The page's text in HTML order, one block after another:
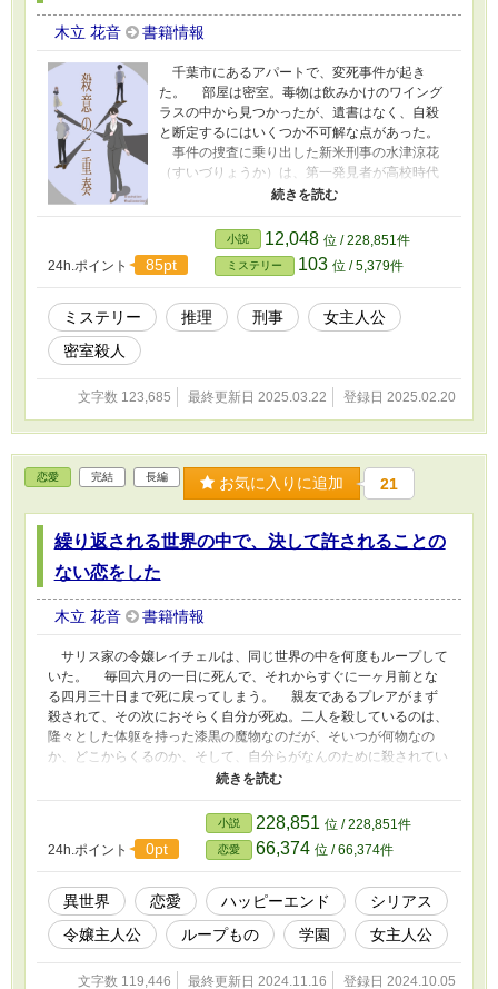
木立 花音 書籍情報
千葉市にあるアパートで、変死事件が起き
た。 部屋は密室。毒物は飲みかけのワイング
ラスの中から見つかったが、遺書はなく、自殺
と断定するにはいくつか不可解な点があった。
事件の捜査に乗り出した新米刑事の水津涼花
（すいづりょうか）は、第一発見者が高校時代
の同級生である入沢龍人（いりさわりゅうと）
であることと、亡くなったのが彼の双子の弟で
ある蓮音（れんと）であることに衝撃を受け
る。 蓮音はまた、涼花の初恋の相手でもあっ
たのだ。 あの頃の気持ちと、現在のままなら
ない恋との狭間で揺れながら、涼花は捜査を進
めていく。 そこにあったのは、持たざる者たち
の怨嗟の声であったのだ。それはまた、自分も
24h.ポイント 85pt
小説 12,048 位 / 228,851件
ミステリー 103 位 / 5,379件
ミステリー 推理 刑事
女主人公
密室殺人
文字数 123,685 最終更新日 2025.03.22 登録日 2025.02.20
恋愛 完結 長編 お気に入りに追加 21
繰り返される世界の中で、決して許されることの
ない恋をした
木立 花音 書籍情報
サリス家の令嬢レイチェルは、同じ世界の中を何度もループして
いた。 毎回六月の一日に死んで、それからすぐに一ヶ月前とな
る四月三十日まで死に戻ってしまう。 親友であるプレアがまず
殺されて、その次におそらく自分が死ぬ。二人を殺しているのは、
隆々とした体躯を持った漆黒の魔物なのだが、そいつが何物なの
か、どこからくるのか、そして、自分らがなんのために殺されてい
るのかはわからないのだった。 死の間際の記憶が、すべてなく
なってしまうから。 そうして迎えた四週目の世界。 これまで
一度も見たことがなかった少年シェルドが彼女の前に現れる。
彼は味方か？ それとも敵か？ 彼のことをいぶかしみながら
も、手を取り合って、運命の輪を突破するための戦いを始める。
24h.ポイント 0pt
小説 228,851 位 / 228,851件
恋愛 66,374 位 / 66,374件
異世界 恋愛 ハッピーエンド
シリアス
令嬢主人公
ループもの 学園 女主人公
文字数 119,446 最終更新日 2024.11.16 登録日 2024.10.05